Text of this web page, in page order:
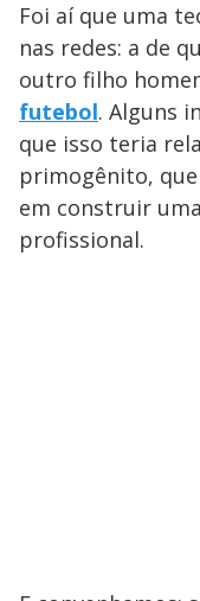
Foi aí que uma
nas redes: a de
outro filho
futebol. Alguns
que isso teria
primogênito,
em construir
profissional.